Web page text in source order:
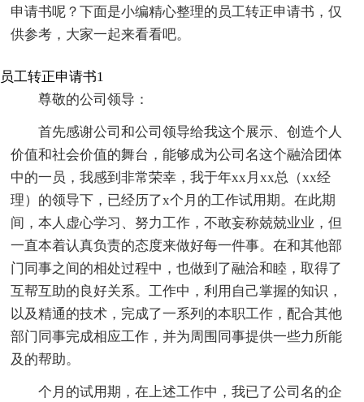
申请书呢？下面是小编精心整理的员工转正申请书，仅
供参考，大家一起来看看吧。
员工转正申请书1
尊敬的公司领导：
首先感谢公司和公司领导给我这个展示、创造个人
价值和社会价值的舞台，能够成为公司名这个融洽团体
中的一员，我感到非常荣幸，我于年xx月xx总（xx经
理）的领导下，已经历了x个月的工作试用期。在此期
间，本人虚心学习、努力工作，不敢妄称兢兢业业，但
一直本着认真负责的态度来做好每一件事。在和其他部
门同事之间的相处过程中，也做到了融洽和睦，取得了
互帮互助的良好关系。工作中，利用自己掌握的知识，
以及精通的技术，完成了一系列的本职工作，配合其他
部门同事完成相应工作，并为周围同事提供一些力所能
及的帮助。
个月的试用期，在上述工作中，我已了公司名的企